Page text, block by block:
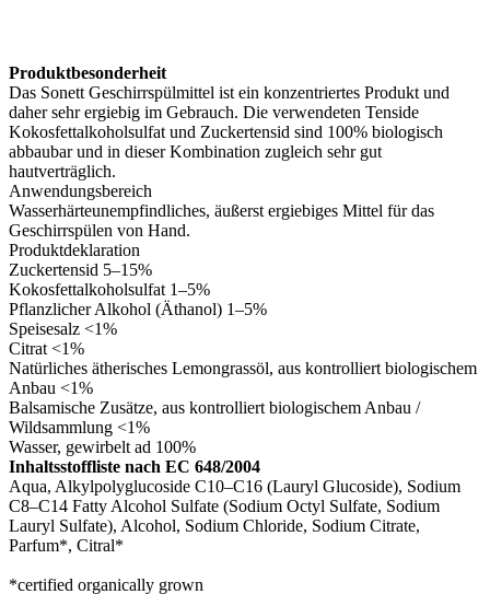
Produktbesonderheit
Das Sonett Geschirrspülmittel ist ein konzentriertes Produkt und
daher sehr ergiebig im Gebrauch. Die verwendeten Tenside
Kokosfettalkoholsulfat und Zuckertensid sind 100% biologisch
abbaubar und in dieser Kombination zugleich sehr gut
hautverträglich.
Anwendungsbereich
Wasserhärteunempfindliches, äußerst ergiebiges Mittel für das
Geschirrspülen von Hand.
Produktdeklaration
Zuckertensid 5–15%
Kokosfettalkoholsulfat 1–5%
Pflanzlicher Alkohol (Äthanol) 1–5%
Speisesalz <1%
Citrat <1%
Natürliches ätherisches Lemongrassöl, aus kontrolliert biologischem
Anbau <1%
Balsamische Zusätze, aus kontrolliert biologischem Anbau /
Wildsammlung <1%
Wasser, gewirbelt ad 100%
Inhaltsstoffliste nach EC 648/2004
Aqua, Alkylpolyglucoside C10–C16 (Lauryl Glucoside), Sodium
C8–C14 Fatty Alcohol Sulfate (Sodium Octyl Sulfate, Sodium
Lauryl Sulfate), Alcohol, Sodium Chloride, Sodium Citrate,
Parfum*, Citral*
*certified organically grown